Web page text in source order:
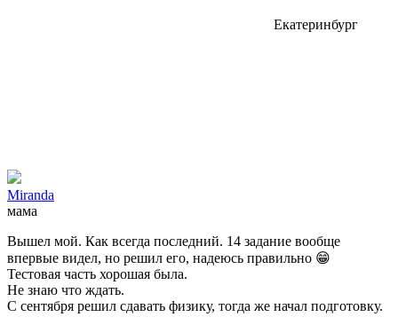
Екатеринбург
Miranda
мама
Вышел мой. Как всегда последний. 14 задание вообще
впервые видел, но решил его, надеюсь правильно 😁
Тестовая часть хорошая была.
Не знаю что ждать.
С сентября решил сдавать физику, тогда же начал подготовку.